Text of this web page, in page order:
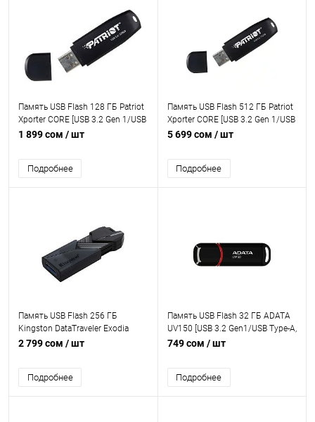
Память USB Flash 128 ГБ Patriot
Xporter CORE [USB 3.2 Gen 1/USB
Type-A, до 80 Мбайт/сек,
1 899 сом / шт
Подробнее
Память USB Flash 512 ГБ Patriot
Xporter CORE [USB 3.2 Gen 1/USB
Type-A, до 80 Мбайт/сек,
5 699 сом / шт
Подробнее
Память USB Flash 256 ГБ
Kingston DataTraveler Exodia
Onyx [DTXON] [USB 3.2 Gen 1/USB
пластик]
2 799 сом / шт
Подробнее
Память USB Flash 32 ГБ ADATA
UV150 [USB 3.2 Gen1/USB Type-A,
монолит с колпачком, пластик]
749 сом / шт
Подробнее